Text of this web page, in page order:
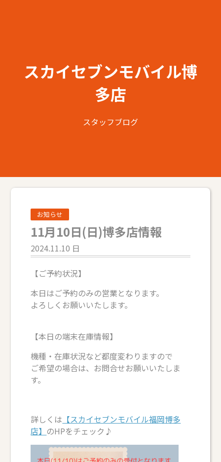
スカイセブンモバイル博
多店
スタッフブログ
お知らせ
11月10日(日)博多店情報
2024.11.10 日
【ご予約状況】
本日はご予約のみの営業となります。
よろしくお願いいたします。
【本日の端末在庫情報】
機種・在庫状況など都度変わりますので
ご希望の場合は、お問合せお願いいたしま
す。
詳しくは 【スカイセブンモバイル福岡博多
店】 のHPをチェック♪